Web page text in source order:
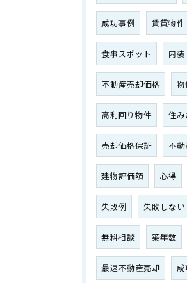
成功事例 賃貸物件
食事スポット 内装
不動産売却価格 物
高利回り物件 住み
売却価格保証 不
建物評価額 心得
失敗例 失敗しない
無料相談 築年数
最速不動産売却